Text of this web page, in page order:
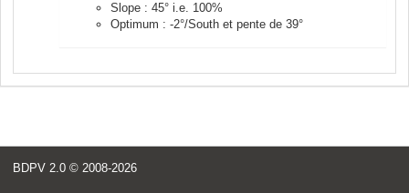
Slope : 45° i.e. 100%
Optimum : -2°/South et pente de 39°
BDPV 2.0 © 2008-2026